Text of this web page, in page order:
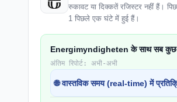
रुकावट या दिक्कतें रजिस्टर नहीं हैं।
1 पिछले एक घंटे में हुई हैं।
Energimyndigheten के साथ सब कुछ
अंतिम रिपोर्ट: अभी-अभी
🌐 वास्तविक समय (real-time) में